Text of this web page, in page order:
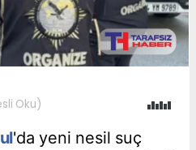
Oku)
'da yeni nesil suç